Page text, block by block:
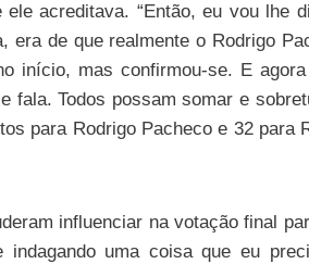
acreditava. “Então, eu vou lhe
era de que realmente o Rodrigo
início, mas confirmou-se. E
fala. Todos possam somar e
para Rodrigo Pacheco e 32 para
influenciar na votação final
uma coisa que eu